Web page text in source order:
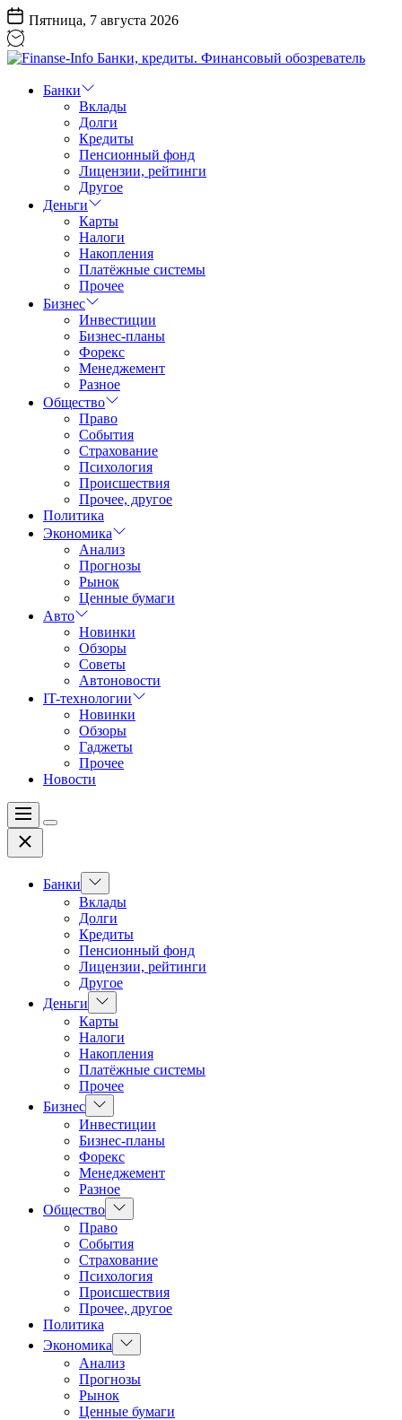
Перейти
к
содержанию
Пятница, 7 августа 2026
Info
Финансовый
обозреватель
Банки
Вклады
Долги
Кредиты
Пенсионный фонд
Лицензии, рейтинги
Другое
Деньги
Карты
Налоги
Накопления
Платёжные системы
Прочее
Бизнес
Инвестиции
Бизнес-планы
Форекс
Менеджемент
Разное
Общество
Право
События
Страхование
Психология
Происшествия
Прочее, другое
Политика
Экономика
Анализ
Прогнозы
Рынок
Ценные бумаги
Авто
Новинки
Обзоры
Советы
Автоновости
IT-технологии
Новинки
Обзоры
Гаджеты
Прочее
Новости
Меню
Цвет
Закрыть
Банки
Показать
подменю
Вклады
Долги
Кредиты
Пенсионный фонд
Лицензии, рейтинги
Другое
Деньги
Показать
подменю
Карты
Налоги
Накопления
Платёжные системы
Прочее
Бизнес Показать
подменю
Инвестиции
Бизнес-планы
Форекс
Менеджемент
Разное
Общество Показать
подменю
Право
События
Страхование
Психология
Происшествия
Прочее, другое
Политика
Экономика
Показать
подменю
Анализ
Прогнозы
Рынок
Ценные бумаги